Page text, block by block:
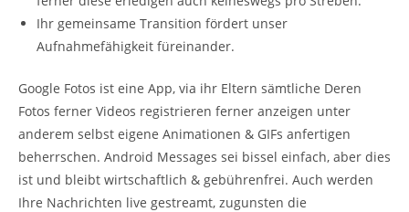
Ihr gemeinsame Transition fördert unser
Aufnahmefähigkeit füreinander.
Google Fotos ist eine App, via ihr Eltern sämtliche Deren
Fotos ferner Videos registrieren ferner anzeigen unter
anderem selbst eigene Animationen & GIFs anfertigen
beherrschen. Android Messages sei bissel einfach, aber dies
ist und bleibt wirtschaftlich & gebührenfrei. Auch werden
Ihre Nachrichten live gestreamt, zugunsten die